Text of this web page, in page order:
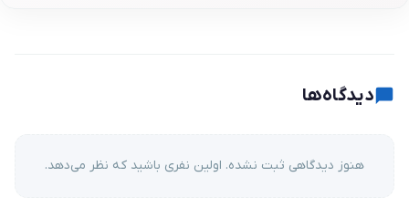
دیدگاه‌ها
هنوز دیدگاهی ثبت نشده. اولین نفری باشید که نظر می‌دهد.